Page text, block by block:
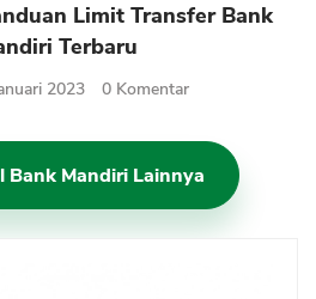
Limit Transfer Bank
Terbaru
2023 0 Komentar
Bank Mandiri Lainnya